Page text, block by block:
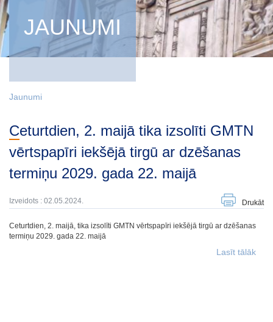
JAUNUMI
Jaunumi
Ceturtdien, 2. maijā tika izsolīti GMTN
vērtspapīri iekšējā tirgū ar dzēšanas
termiņu 2029. gada 22. maijā
Izveidots : 02.05.2024. Drukāt
Ceturtdien, 2. maijā, tika izsolīti GMTN vērtspapīri iekšējā tirgū ar dzēšanas
termiņu 2029. gada 22. maijā
Lasīt tālāk